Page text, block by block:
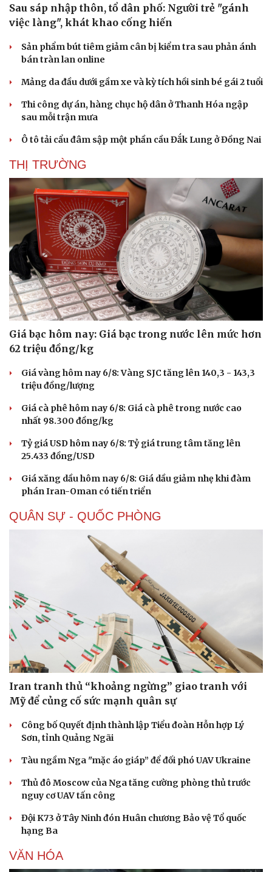
Văn hóa
Sân khấu - Điện ảnh
Văn học
Di sản
Nghệ sĩ
Sau sáp nhập thôn, tổ dân phố: Người trẻ "gánh
việc làng", khát khao cống hiến
Sản phẩm bút tiêm giảm cân bị kiểm tra sau phản ánh
bán tràn lan online
Mảng da đầu dưới gầm xe và kỳ tích hồi sinh bé gái 2 tuổi
Thi công dự án, hàng chục hộ dân ở Thanh Hóa ngập
sau mỗi trận mưa
Ô tô tải cẩu đâm sập một phần cầu Đắk Lung ở Đồng Nai
THỊ TRƯỜNG
Giá bạc hôm nay: Giá bạc trong nước lên mức hơn
62 triệu đồng/kg
Giá vàng hôm nay 6/8: Vàng SJC tăng lên 140,3 - 143,3
triệu đồng/lượng
Giá cà phê hôm nay 6/8: Giá cà phê trong nước cao
nhất 98.300 đồng/kg
Tỷ giá USD hôm nay 6/8: Tỷ giá trung tâm tăng lên
25.433 đồng/USD
Giá xăng dầu hôm nay 6/8: Giá dầu giảm nhẹ khi đàm
phán Iran-Oman có tiến triển
QUÂN SỰ - QUỐC PHÒNG
Iran tranh thủ “khoảng ngừng” giao tranh với
Mỹ để củng cố sức mạnh quân sự
Công bố Quyết định thành lập Tiểu đoàn Hỗn hợp Lý
Sơn, tỉnh Quảng Ngãi
Tàu ngầm Nga "mặc áo giáp” để đối phó UAV Ukraine
Thủ đô Moscow của Nga tăng cường phòng thủ trước
nguy cơ UAV tấn công
Đội K73 ở Tây Ninh đón Huân chương Bảo vệ Tổ quốc
hạng Ba
VĂN HÓA